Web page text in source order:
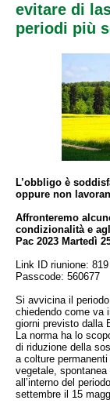
evitare di
periodi più
L’obbligo è
oppure non
Affronteremo
condizionalità e
Pac 2023 Martedì
Link ID riunione:
Passcode: 560677
Si avvicina il
chiedendo come va
giorni previsto dalla
La norma ha lo
di riduzione della
a colture
vegetale,
all’interno del
settembre il 15